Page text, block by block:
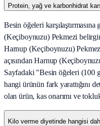
Protein, yağ ve karbonhidrat
Besin öğeleri
(Keçiboynuzu) Pekmezi
Harnup (Keçiboynuzu)
açısından Harnup
Sayfadaki "Besin öğeleri (100
hangi ürünün fark yarattığını
olan ürün, kas onarımı ve
Kilo verme diyetinde hangisi